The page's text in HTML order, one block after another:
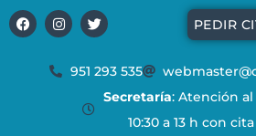
contenido
F
a
I
n
a
T
w
t
PEDIR
951 293 535
Secretaría: Atención
10:30 a 13 h con